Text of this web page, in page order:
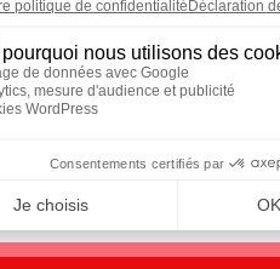
Les cookies
Gestion des cookies